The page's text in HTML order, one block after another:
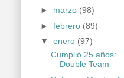
► marzo (98)
► febrero (89)
▼ enero (97)
Cumplió 25 años:
Double Team